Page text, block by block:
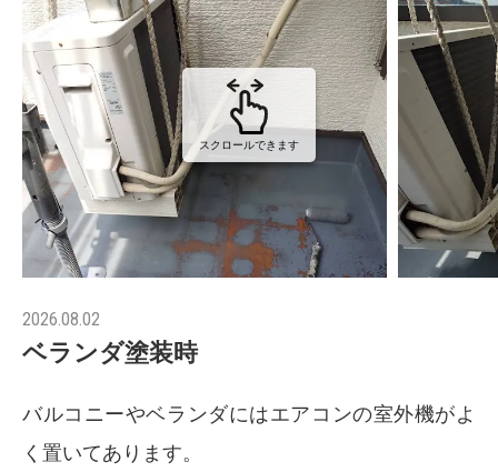
スクロールできます
2026.08.02
ベランダ塗装時
バルコニーやベランダにはエアコンの室外機がよ
く置いてあります。